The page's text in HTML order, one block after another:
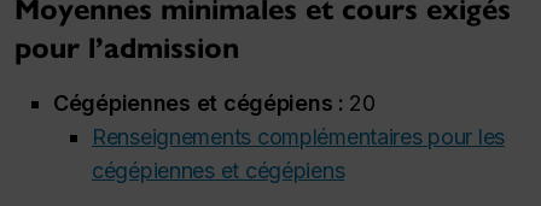
Moyennes minimales et cours exigés
pour l’admission
Cégépiennes et cégépiens : 20
Renseignements complémentaires pour les
cégépiennes et cégépiens